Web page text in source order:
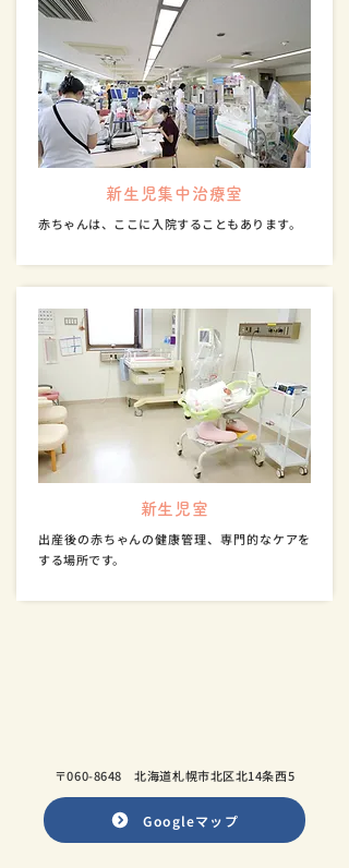
新生児集中治療室
赤ちゃんは、ここに入院することもあります。
新生児室
出産後の赤ちゃんの健康管理、専門的なケアを
する場所です。
〒060-8648北海道札幌市北区北14条西5​
Googleマップ